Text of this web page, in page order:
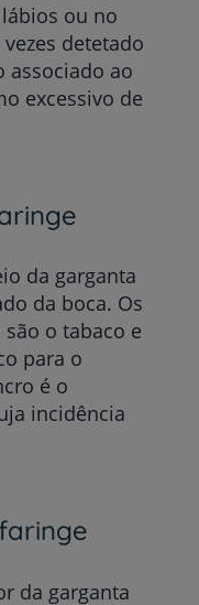
ou no
detetado
associado ao
excessivo de
da garganta
da boca. Os
o tabaco e
para o
é o
incidência
da garganta